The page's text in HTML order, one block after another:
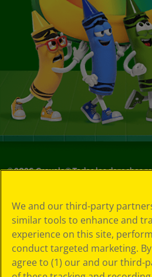
©2026Crayola® Todos los derechos
de privacidad
Política de
privacidad
Términos de SMS
GDPR
Aviso de
We and our third-party
similar tools to enhance and
experience on this site,
conduct targeted marketing.
agree to (1) our and our third-